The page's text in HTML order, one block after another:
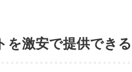
激安で提供でき